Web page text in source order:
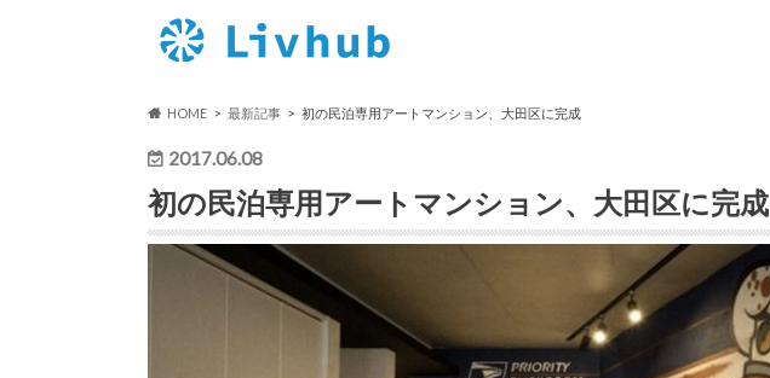
HOME 最新記事 初の民泊専用アートマンション、大田区に完成
2017.06.08
初の民泊専用アートマンション、大田区に完成